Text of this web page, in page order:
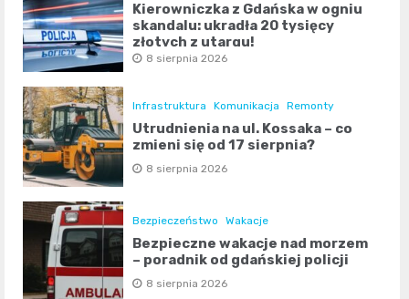
Kierowniczka z Gdańska w ogniu
skandalu: ukradła 20 tysięcy
złotych z utargu!
8 sierpnia 2026
Infrastruktura Komunikacja Remonty
Utrudnienia na ul. Kossaka – co
zmieni się od 17 sierpnia?
8 sierpnia 2026
Bezpieczeństwo Wakacje
Bezpieczne wakacje nad morzem
– poradnik od gdańskiej policji
8 sierpnia 2026